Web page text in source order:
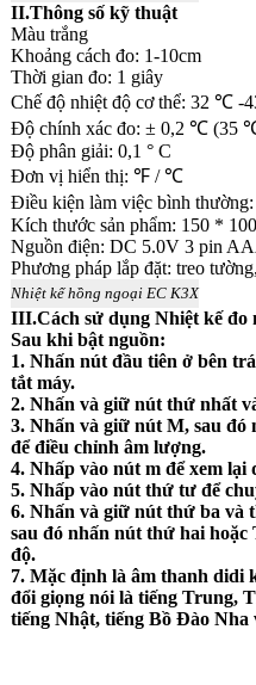
II.Thông số kỹ thuật
Màu trắng
Khoảng cách đo: 1-10cm
Thời gian đo: 1 giây
Chế độ nhiệt độ cơ thể: 32 ℃
Độ chính xác đo: ± 0,2 ℃ (35
Độ phân giải: 0,1 ° C
Đơn vị hiển thị: ℉ / ℃
Điều kiện làm việc bình
Kích thước sản phẩm: 150 *
Nguồn điện: DC 5.0V 3 pin
Phương pháp lắp đặt: treo
Nhiệt kế hồng ngoại EC K3X
III.Cách sử dụng Nhiệt kế đo
Sau khi bật nguồn:
1. Nhấn nút đầu tiên ở bên
tắt máy.
2. Nhấn và giữ nút thứ nhất
3. Nhấn và giữ nút M, sau
để điều chỉnh âm lượng.
4. Nhấp vào nút m để xem
5. Nhấp vào nút thứ tư để
6. Nhấn và giữ nút thứ ba và
sau đó nhấn nút thứ hai
độ.
7. Mặc định là âm thanh didi
đổi giọng nói là tiếng Trung,
tiếng Nhật, tiếng Bồ Đào Nha